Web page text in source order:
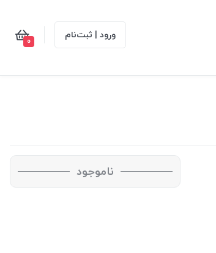
ورود | ثبت‌نام 0
ناموجود